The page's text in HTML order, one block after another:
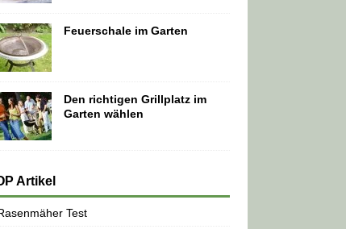
Feuerschale im Garten
Den richtigen Grillplatz im
Garten wählen
Artikel
Test